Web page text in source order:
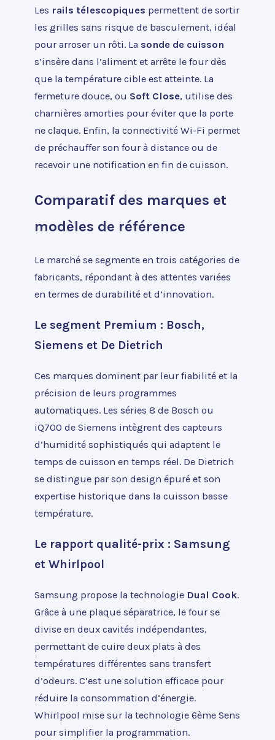
Les rails télescopiques permettent de sortir
les grilles sans risque de basculement, idéal
pour arroser un rôti. La sonde de cuisson
s’insère dans l’aliment et arrête le four dès
que la température cible est atteinte. La
fermeture douce, ou Soft Close, utilise des
charnières amorties pour éviter que la porte
ne claque. Enfin, la connectivité Wi-Fi permet
de préchauffer son four à distance ou de
recevoir une notification en fin de cuisson.
Comparatif des marques et
modèles de référence
Le marché se segmente en trois catégories de
fabricants, répondant à des attentes variées
en termes de durabilité et d’innovation.
Le segment Premium : Bosch,
Siemens et De Dietrich
Ces marques dominent par leur fiabilité et la
précision de leurs programmes
automatiques. Les séries 8 de Bosch ou
iQ700 de Siemens intègrent des capteurs
d’humidité sophistiqués qui adaptent le
temps de cuisson en temps réel. De Dietrich
se distingue par son design épuré et son
expertise historique dans la cuisson basse
température.
Le rapport qualité-prix : Samsung
et Whirlpool
Samsung propose la technologie Dual Cook.
Grâce à une plaque séparatrice, le four se
divise en deux cavités indépendantes,
permettant de cuire deux plats à des
températures différentes sans transfert
d’odeurs. C’est une solution efficace pour
réduire la consommation d’énergie.
Whirlpool mise sur la technologie 6ème Sens
pour simplifier la programmation.